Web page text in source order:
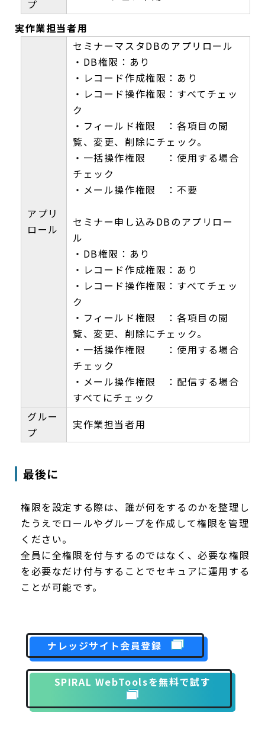
プ
実作業担当者用
アプリ
ロール
セミナーマスタDBのアプリロール
・DB権限：あり
・レコード作成権限：あり
・レコード操作権限：すべてチェッ
ク
・フィールド権限 ：各項目の閲
覧、変更、削除にチェック。
・一括操作権限 ：使用する場合
チェック
・メール操作権限 ：不要
セミナー申し込みDBのアプリロー
ル
・DB権限：あり
・レコード作成権限：あり
・レコード操作権限：すべてチェッ
ク
・フィールド権限 ：各項目の閲
覧、変更、削除にチェック。
・一括操作権限 ：使用する場合
チェック
・メール操作権限 ：配信する場合
すべてにチェック
グルー
プ
実作業担当者用
最後に
権限を設定する際は、誰が何をするのかを整理し
たうえでロールやグループを作成して権限を管理
ください。
全員に全権限を付与するのではなく、必要な権限
を必要なだけ付与することでセキュアに運用する
ことが可能です。
ナレッジサイト会員登録
SPIRAL WebToolsを無料で試す